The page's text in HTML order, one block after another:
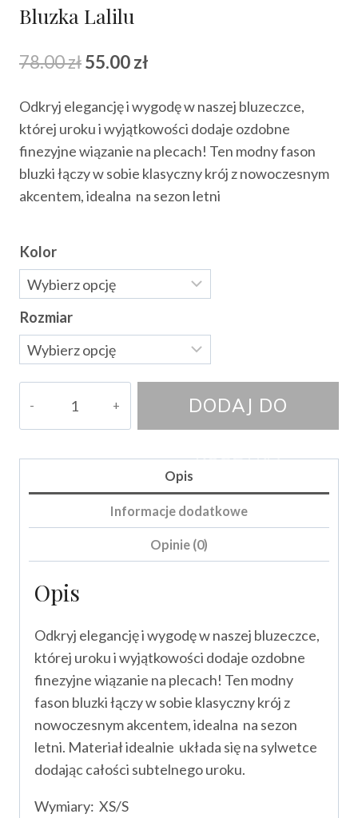
Bluzka Lalilu
78.00złPierwotna
wynosiła:
78.00 zł.
55.00zł
wynosi:
55.00 zł.
Odkryj elegancję i wygodę w naszej bluzeczce,
której uroku i wyjątkowości dodaje ozdobne
finezyjne wiązanie na plecach! Ten modny fason
bluzki łączy w sobie klasyczny krój z nowoczesnym
akcentem, idealna na sezon letni
Kolor
Rozmiar
DODAJ DO
KOSZYKA
Opis
Informacje dodatkowe
Opinie (0)
Opis
Odkryj elegancję i wygodę w naszej bluzeczce,
której uroku i wyjątkowości dodaje ozdobne
finezyjne wiązanie na plecach! Ten modny
fason bluzki łączy w sobie klasyczny krój z
nowoczesnym akcentem, idealna na sezon
letni. Materiał idealnie układa się na sylwetce
dodając całości subtelnego uroku.
Wymiary: XS/S